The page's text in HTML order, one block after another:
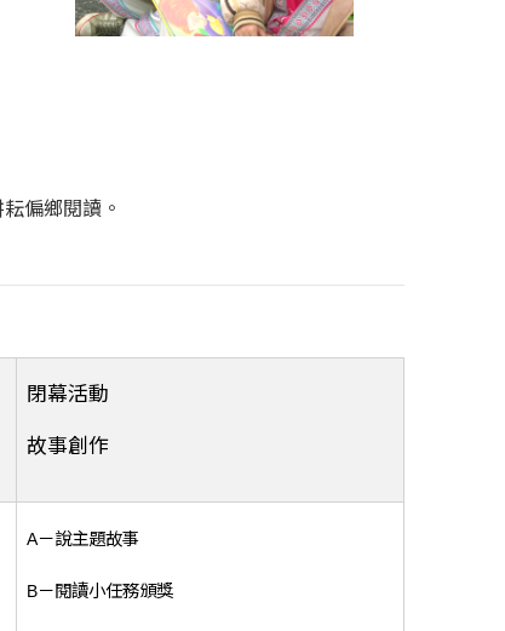
偏鄉閱讀。
閉幕活動
故事創作
A－說主題故事
B－閱讀小任務頒獎